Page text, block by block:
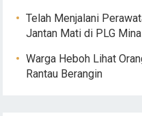
Telah Menjalani
Jantan Mati di PLG
Warga Heboh Lihat
Rantau Berangin